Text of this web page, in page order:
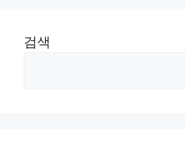
검색